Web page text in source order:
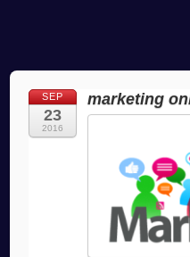
SEP
23
2016
marketing